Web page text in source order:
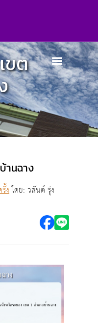
ขต
านฉาง
งโดย: วสันต์ รุ่ง